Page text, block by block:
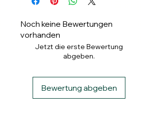
Noch keine Bewertungen
vorhanden
Jetzt die erste Bewertung
abgeben.
Bewertung abgeben